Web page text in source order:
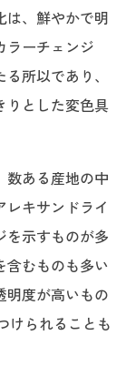
は、鮮やかで明
ラーチェンジ
所以であり、
りとした変色具
数ある産地の中
キサンドライ
を示すものが多
含むものも多い
明度が高いもの
けられることも